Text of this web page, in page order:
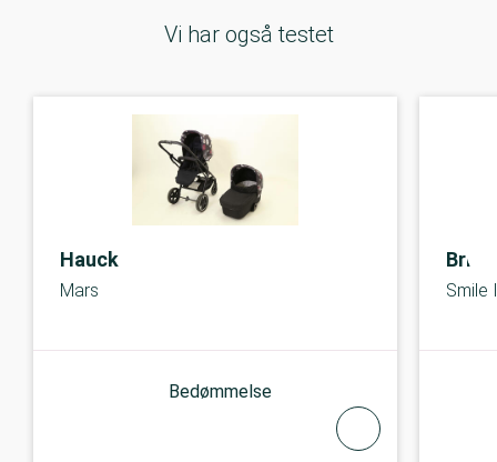
Vi har også testet
Hauck
Mars
Bedømmelse
Smile